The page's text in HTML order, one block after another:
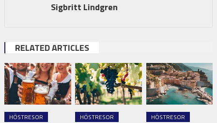
Sigbritt Lindgren
RELATED ARTICLES
HÖSTRESOR HÖSTRESOR HÖSTRESOR